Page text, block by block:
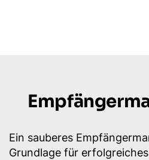
Ein sauberes
Grundlage für